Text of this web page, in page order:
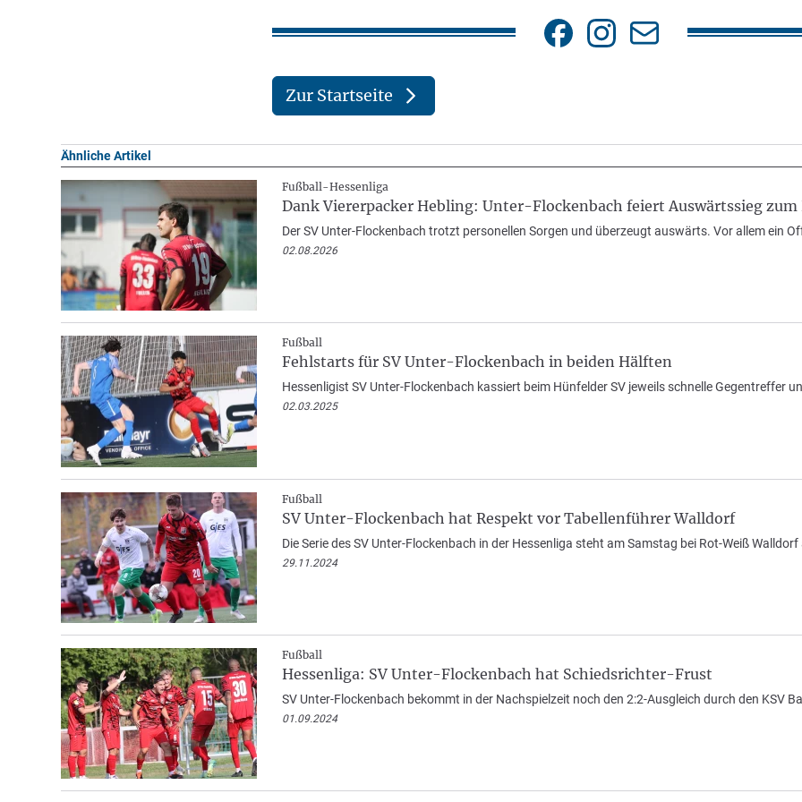
Zur Startseite
Ähnliche Artikel
Fußball-Hessenliga
Dank Viererpacker Hebling: Unter-Flockenbach feiert Auswärtssieg
Der SV Unter-Flockenbach trotzt personellen Sorgen und überzeugt auswärts. Vor allem ein
02.08.2026
Fußball
Fehlstarts für SV Unter-Flockenbach in beiden Hälften
Hessenligist SV Unter-Flockenbach kassiert beim Hünfelder SV jeweils schnelle Gegentreffer
02.03.2025
Fußball
SV Unter-Flockenbach hat Respekt vor Tabellenführer Walldorf
Die Serie des SV Unter-Flockenbach in der Hessenliga steht am Samstag bei Rot-Weiß
29.11.2024
Fußball
Hessenliga: SV Unter-Flockenbach hat Schiedsrichter-Frust
SV Unter-Flockenbach bekommt in der Nachspielzeit noch den 2:2-Ausgleich durch den KSV
01.09.2024